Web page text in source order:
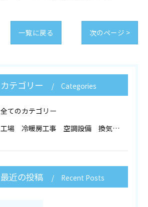
一覧に戻る 次のページ >
カテゴリー Categories
全てのカテゴリー
工場 冷暖房工事 空調設備 換気設備 店舗設計
最近の投稿 Recent Posts